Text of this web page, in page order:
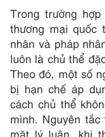
Trong trường
thương mại quốc
nhân và pháp
luôn là chủ thể
Theo đó, một số
bị hạn chế áp
cách chủ thể
mình. Nguyên
mặt lý luận, khi